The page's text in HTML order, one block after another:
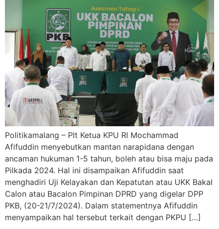
Politikamalang – Plt Ketua KPU RI Mochammad
Afifuddin menyebutkan mantan narapidana dengan
ancaman hukuman 1-5 tahun, boleh atau bisa maju pada
Pilkada 2024. Hal ini disampaikan Afifuddin saat
menghadiri Uji Kelayakan dan Kepatutan atau UKK Bakal
Calon atau Bacalon Pimpinan DPRD yang digelar DPP
PKB, (20-21/7/2024). Dalam statementnya Afifuddin
menyampaikan hal tersebut terkait dengan PKPU […]